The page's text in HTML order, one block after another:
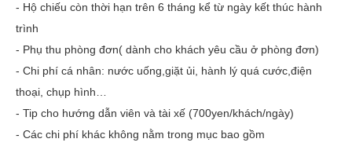
- Hộ chiếu còn thời hạn trên 6 tháng kể từ ngày kết thúc hành
trình
- Phụ thu phòng đơn( dành cho khách yêu cầu ở phòng đơn)
- Chi phí cá nhân: nước uống,giặt ủi, hành lý quá cước,điện
thoại, chụp hình…
- Tip cho hướng dẫn viên và tài xế (700yen/khách/ngày)
- Các chi phí khác không nằm trong mục bao gồm